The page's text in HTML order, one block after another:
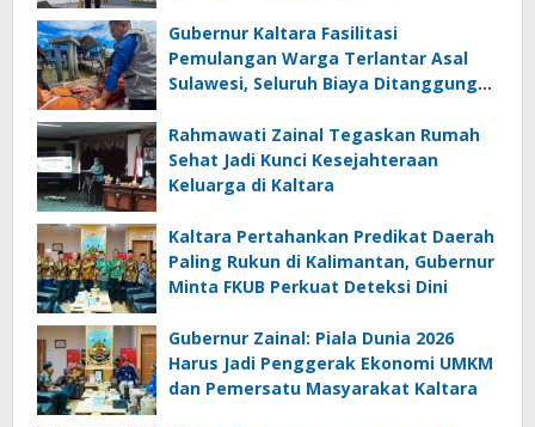
Gubernur Kaltara Fasilitasi
Pemulangan Warga Terlantar Asal
Sulawesi, Seluruh Biaya Ditanggung
Rahmawati Zainal Tegaskan Rumah
Sehat Jadi Kunci Kesejahteraan
Keluarga di Kaltara
Kaltara Pertahankan Predikat Daerah
Paling Rukun di Kalimantan, Gubernur
Minta FKUB Perkuat Deteksi Dini
Gubernur Zainal: Piala Dunia 2026
Harus Jadi Penggerak Ekonomi UMKM
dan Pemersatu Masyarakat Kaltara